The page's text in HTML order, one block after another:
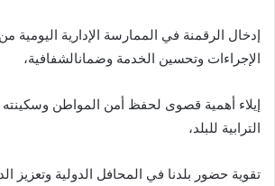
إدخال الرقمنة في الممارسة الإدارية اليومية
الإجراءات وتحسين الخدمة وضمانالشفافية،
إيلاء أهمية قصوى لحفظ أمن المواطن وسكينته
الترابية للبلد،
تقوية حضور بلدنا في المحافل الدولية وتعزيز